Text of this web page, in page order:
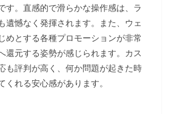
す。直感的で滑らかな操作感は、ラ
遺憾なく発揮されます。また、ウェ
めとする各種プロモーションが非常
還元する姿勢が感じられます。カス
も評判が高く、何か問題が起きた時
くれる安心感があります。